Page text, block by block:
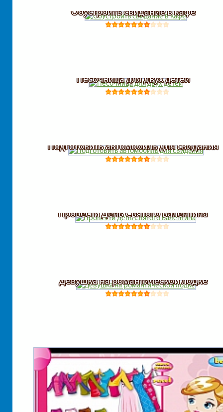
Обустроить свидание в кафе
Песочница для двух детей
Подготовить автомобиль для свидания
Провести День Святого Валентина
Девушка на романтической лодке